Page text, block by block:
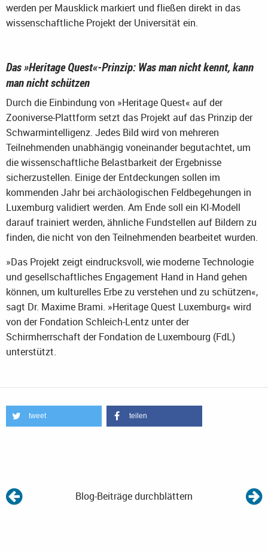
werden per Mausklick markiert und fließen direkt in das
wissenschaftliche Projekt der Universität ein.
Das »Heritage Quest«-Prinzip: Was man nicht kennt, kann
man nicht schützen
Durch die Einbindung von »Heritage Quest« auf der
Zooniverse-Plattform setzt das Projekt auf das Prinzip der
Schwarmintelligenz. Jedes Bild wird von mehreren
Teilnehmenden unabhängig voneinander begutachtet, um
die wissenschaftliche Belastbarkeit der Ergebnisse
sicherzustellen. Einige der Entdeckungen sollen im
kommenden Jahr bei archäologischen Feldbegehungen in
Luxemburg validiert werden. Am Ende soll ein KI-Modell
darauf trainiert werden, ähnliche Fundstellen auf Bildern zu
finden, die nicht von den Teilnehmenden bearbeitet wurden.
»Das Projekt zeigt eindrucksvoll, wie moderne Technologie
und gesellschaftliches Engagement Hand in Hand gehen
können, um kulturelles Erbe zu verstehen und zu schützen«,
sagt Dr. Maxime Brami. »Heritage Quest Luxemburg« wird
von der Fondation Schleich-Lentz unter der
Schirmherrschaft der Fondation de Luxembourg (FdL)
unterstützt.
tweet teilen
Blog-Beiträge durchblättern